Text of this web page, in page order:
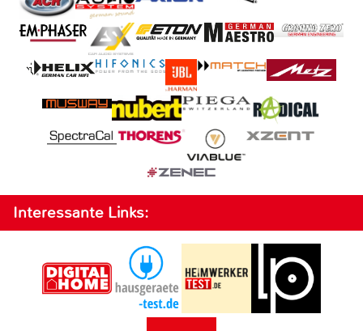
Interessante Links: